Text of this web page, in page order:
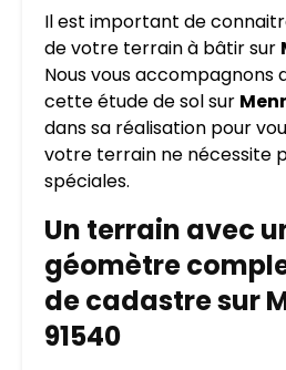
Il est important de
de votre terrain à bâtir sur
Nous vous accompagnons
cette étude de sol sur
dans sa réalisation pour
votre terrain ne nécessite
spéciales.
Un terrain avec
géomètre
de cadastre sur
91540